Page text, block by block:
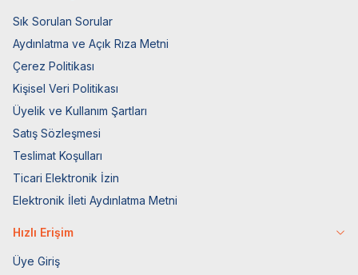
Sık Sorulan Sorular
Aydınlatma ve Açık Rıza Metni
Çerez Politikası
Kişisel Veri Politikası
Üyelik ve Kullanım Şartları
Satış Sözleşmesi
Teslimat Koşulları
Ticari Elektronik İzin
Elektronik İleti Aydınlatma Metni
Hızlı Erişim
Üye Giriş